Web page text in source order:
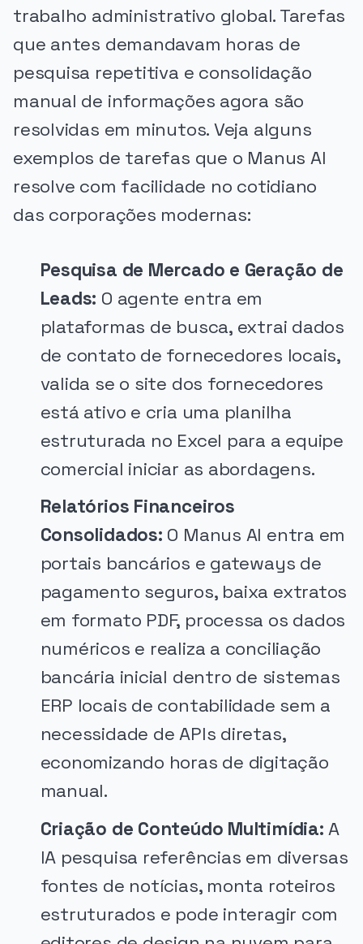
trabalho administrativo global. Tarefas
que antes demandavam horas de
pesquisa repetitiva e consolidação
manual de informações agora são
resolvidas em minutos. Veja alguns
exemplos de tarefas que o Manus AI
resolve com facilidade no cotidiano
das corporações modernas:
Pesquisa de Mercado e Geração de
Leads: O agente entra em
plataformas de busca, extrai dados
de contato de fornecedores locais,
valida se o site dos fornecedores
está ativo e cria uma planilha
estruturada no Excel para a equipe
comercial iniciar as abordagens.
Relatórios Financeiros
Consolidados: O Manus AI entra em
portais bancários e gateways de
pagamento seguros, baixa extratos
em formato PDF, processa os dados
numéricos e realiza a conciliação
bancária inicial dentro de sistemas
ERP locais de contabilidade sem a
necessidade de APIs diretas,
economizando horas de digitação
manual.
Criação de Conteúdo Multimídia: A
IA pesquisa referências em diversas
fontes de notícias, monta roteiros
estruturados e pode interagir com